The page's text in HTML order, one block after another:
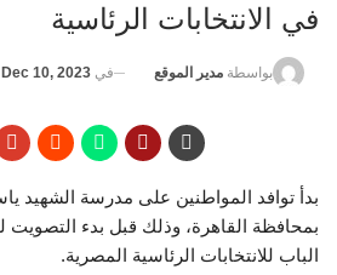
في الانتخابات الرئاسية
بواسطة مدير الموقع في Dec 10, 2023
بدأ توافد المواطنين على مدرسة الشهيد
بمحافظة القاهرة، وذلك قبل بدء التصويت
الباب للانتخابات الرئاسية المصرية.